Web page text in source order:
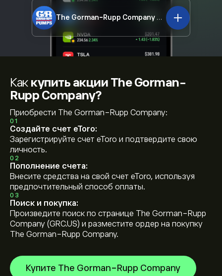
The Gorman-Rupp Company GRC.US
Как купить акции The Gorman-
Rupp Company?
Приобрести The Gorman-Rupp Company:
01
Создайте счет eToro:
Зарегистрируйте счет eToro и подтвердите свою
личность.
02
Пополнение счета:
Внесите средства на свой счет eToro, используя
предпочтительный способ оплаты.
03
Поиск и покупка:
Произведите поиск по странице The Gorman-Rupp
Company (GRC.US) и разместите ордер на покупку
The Gorman-Rupp Company.
Купите The Gorman-Rupp Company